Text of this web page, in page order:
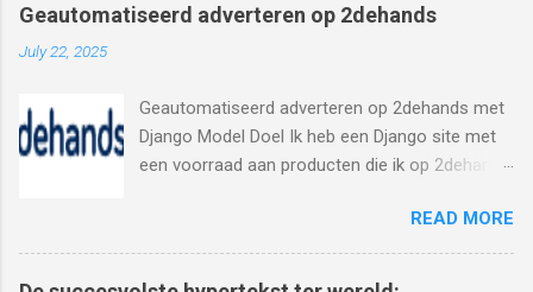
Geautomatiseerd adverteren op 2dehands
July 22, 2025
Geautomatiseerd adverteren op 2dehands met
Django Model Doel Ik heb een Django site met
een voorraad aan producten die ik op 2dehands
grote aantal van producten. Zo heb ik gevonden
dat 2dehands verschillende partners heeft die
deze service aanbieden en die ik kan gebruiken
READ MORE